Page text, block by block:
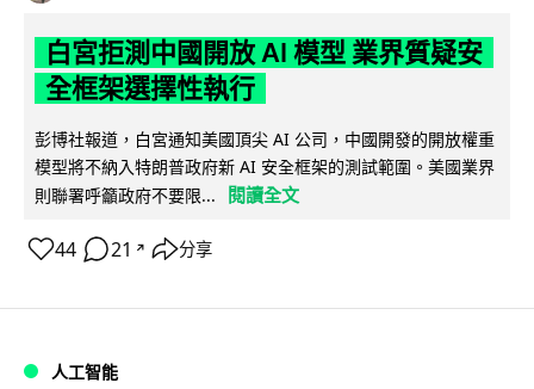
白宮拒測中國開放 AI 模型 業界質疑安
全框架選擇性執行
彭博社報道，白宮通知美國頂尖 AI 公司，中國開發的開放權重
模型將不納入特朗普政府新 AI 安全框架的測試範圍。美國業界
則聯署呼籲政府不要限...
閱讀全文
44 21 ↗ 分享
人工智能